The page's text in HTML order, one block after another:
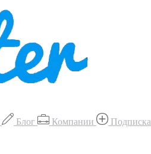
Блог Компании Подписка